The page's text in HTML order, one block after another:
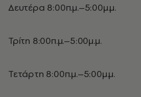
Δευτέρα 8:00π.μ.–5:00μ.μ.
Τρίτη 8:00π.μ.–5:00μ.μ.
Τετάρτη 8:00π.μ.–5:00μ.μ.